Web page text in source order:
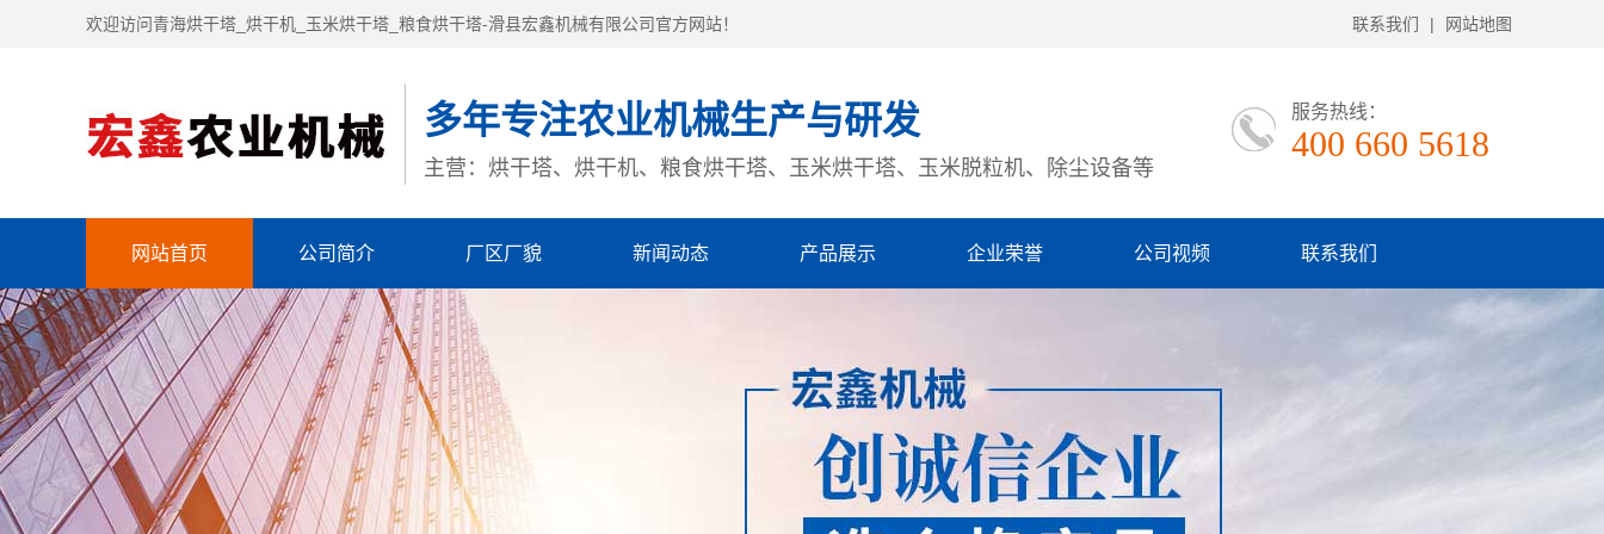
欢迎访问青海烘干塔_烘干机_玉米烘干塔_粮食烘干塔-滑县宏鑫机械有限公司官方网站！ 联系我们 | 网站地图
多年专注农业机械生产与研发
主营：烘干塔、烘干机、粮食烘干塔、玉米烘干塔、玉米脱粒机、除尘设备等
服务热线：
400 660 5618
网站首页 公司简介 厂区厂貌 新闻动态 产品展示 企业荣誉 公司视频 联系我们